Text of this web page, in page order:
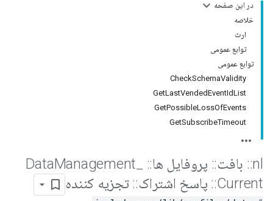
در این صفحه
خلاصه
ارث
توابع عمومی
توابع عمومی
CheckSchemaValidity
GetLastVendedEventIdList
GetPossibleLossOfEvents
GetSubscribeTimeout
nl
:: بافت:: پروفایل ها::
Management
Current
:: پاسخ اشتراک:: تجزیه کننده